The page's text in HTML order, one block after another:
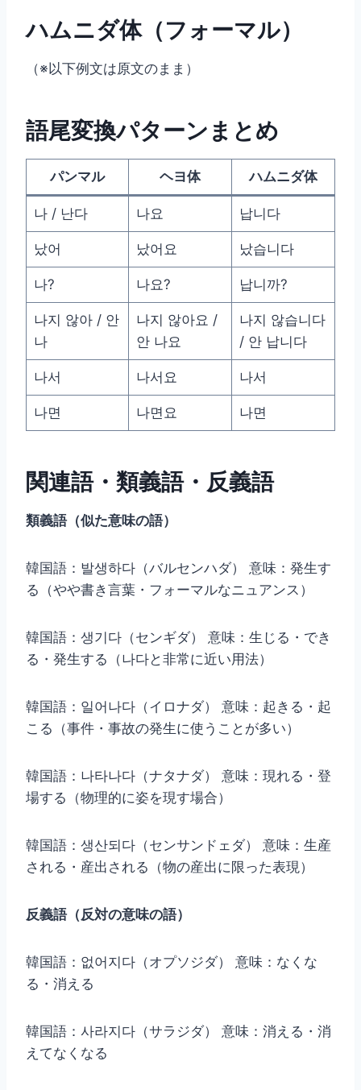
ハムニダ体（フォーマル）
（※以下例文は原文のまま）
語尾変換パターンまとめ
パンマル ヘヨ体 ハムニダ体
나 / 난다 나요 납니다
났어 났어요 났습니다
나? 나요? 납니까?
나지 않아 / 안
나
나지 않아요 /
안 나요
나지 않습니다
/ 안 납니다
나서 나서요 나서
나면 나면요 나면
関連語・類義語・反義語
類義語（似た意味の語）
韓国語：발생하다（バルセンハダ） 意味：発生す
る（やや書き言葉・フォーマルなニュアンス）
韓国語：생기다（センギダ） 意味：生じる・でき
る・発生する（나다と非常に近い用法）
韓国語：일어나다（イロナダ） 意味：起きる・起
こる（事件・事故の発生に使うことが多い）
韓国語：나타나다（ナタナダ） 意味：現れる・登
場する（物理的に姿を現す場合）
韓国語：생산되다（センサンドェダ） 意味：生産
される・産出される（物の産出に限った表現）
反義語（反対の意味の語）
韓国語：없어지다（オプソジダ） 意味：なくな
る・消える
韓国語：사라지다（サラジダ） 意味：消える・消
えてなくなる